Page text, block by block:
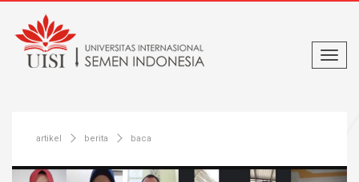
artikel berita baca